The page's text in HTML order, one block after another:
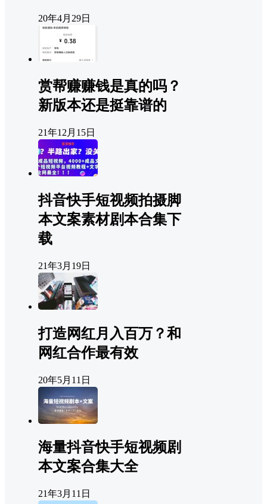
20年4月29日
赏帮赚赚钱是真的吗？
新版本还是挺靠谱的
21年12月15日
抖音快手短视频拍摄脚
本文案素材剧本合集下
载
21年3月19日
打造网红月入百万？和
网红合作最有效
20年5月11日
海量抖音快手短视频剧
本文案合集大全
21年3月11日